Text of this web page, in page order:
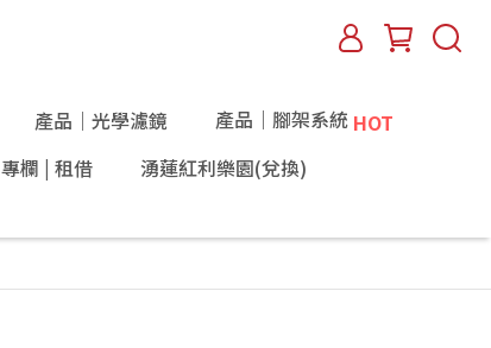
產品｜光學濾鏡 產品｜腳架系統HOT
專欄 | 租借
湧蓮紅利樂園(兌換)